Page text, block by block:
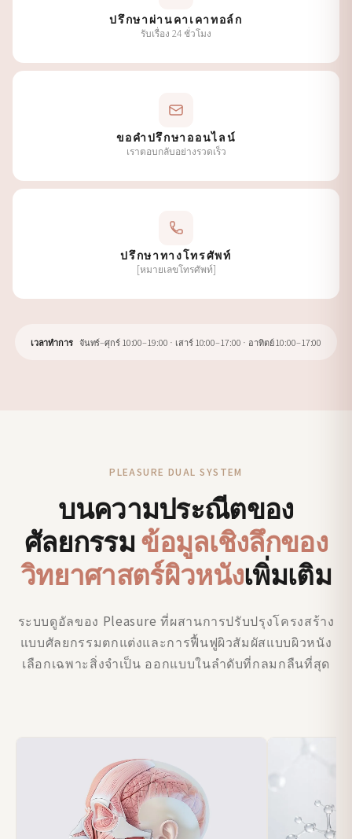
ปรึกษาผ่านคาเคาทอล์ก
รับเรื่อง 24 ชั่วโมง
ขอคำปรึกษาออนไลน์
เราตอบกลับอย่างรวดเร็ว
ปรึกษาทางโทรศัพท์
[หมายเลขโทรศัพท์]
เวลาทำการ จันทร์–ศุกร์ 10:00–19:00 · เสาร์ 10:00–17:00 · อาทิตย์ 10:00–17:00
PLEASURE DUAL SYSTEM
บนความประณีตของ
ศัลยกรรม ข้อมูลเชิงลึกของ
วิทยาศาสตร์ผิวหนังเพิ่มเติม
ระบบดูอัลของ Pleasure ที่ผสานการปรับปรุงโครงสร้าง
แบบศัลยกรรมตกแต่งและการฟื้นฟูผิวสัมผัสแบบผิวหนัง
เลือกเฉพาะสิ่งจำเป็น ออกแบบในลำดับที่กลมกลืนที่สุด